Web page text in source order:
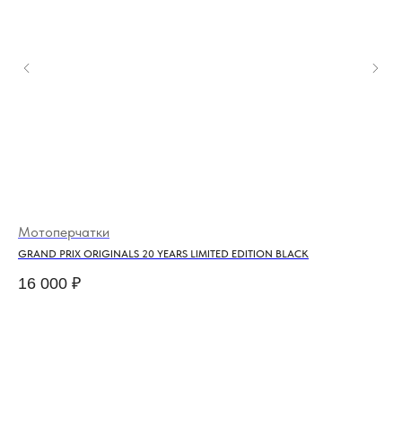
GRAND PRIX ORIGINALS 20 YEARS LIMITED EDITION BLACK
Мотоперчатки
16 000 ₽